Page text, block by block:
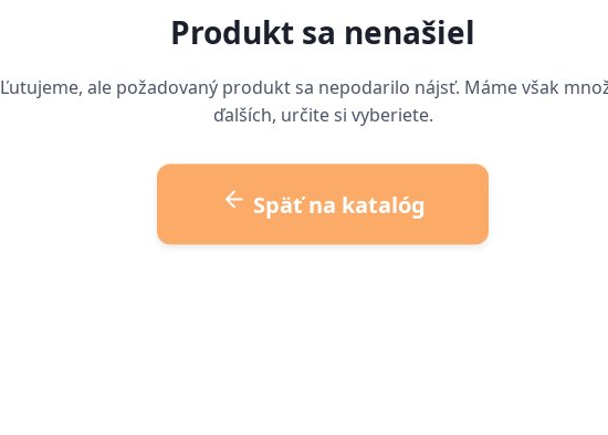
Produkt sa nenašiel
Ľutujeme, ale požadovaný produkt sa nepodarilo nájsť. Máme však
ďalších, určite si vyberiete.
Späť na katalóg